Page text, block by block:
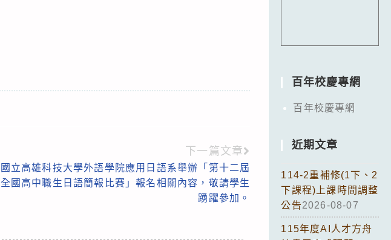
下一篇文章
國立高雄科技大學外語學院應用日語系舉辦「第十二屆
全國高中職生日語簡報比賽」報名相關內容，敬請學生
踴躍參加。
百年校慶專網
百年校慶專網
近期文章
114-2重補修(1下、2
下課程)上課時間調整
公告2026-08-07
115年度AI人才方舟